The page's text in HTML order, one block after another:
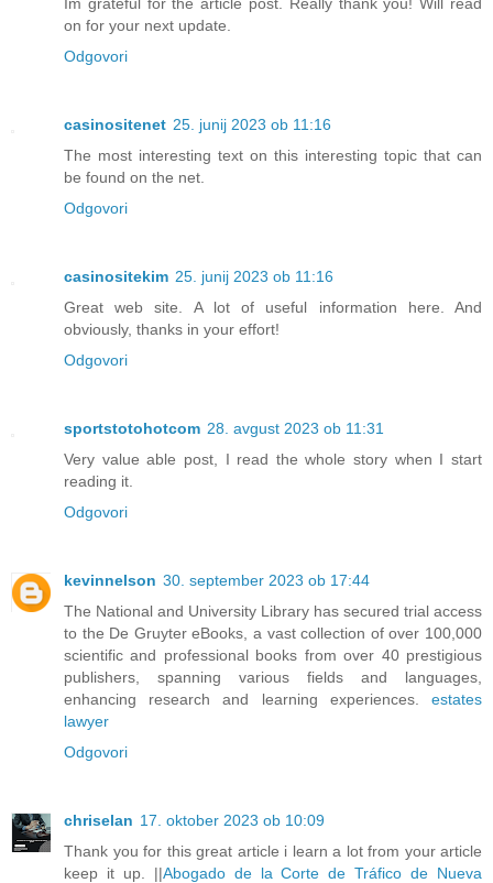
on for your next update.
Odgovori
casinositenet 25. junij 2023 ob 11:16
The most interesting text on this interesting topic that can
be found on the net.
Odgovori
casinositekim 25. junij 2023 ob 11:16
Great web site. A lot of useful information here. And
obviously, thanks in your effort!
Odgovori
sportstotohotcom 28. avgust 2023 ob 11:31
Very value able post, I read the whole story when I start
reading it.
Odgovori
kevinnelson 30. september 2023 ob 17:44
The National and University Library has secured trial access
to the De Gruyter eBooks, a vast collection of over 100,000
scientific and professional books from over 40 prestigious
publishers, spanning various fields and languages,
enhancing research and learning experiences. estates
lawyer
Odgovori
chriselan 17. oktober 2023 ob 10:09
Thank you for this great article i learn a lot from your article
keep it up. ||Abogado de la Corte de Tráfico de Nueva